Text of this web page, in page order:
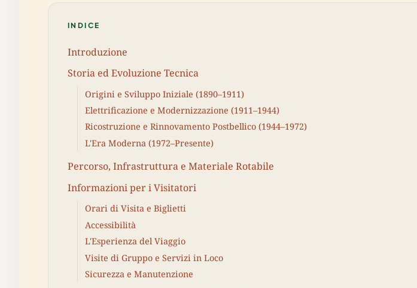
INDICE
Introduzione
Storia ed Evoluzione Tecnica
Origini e Sviluppo Iniziale (1890–1911)
Elettrificazione e Modernizzazione (1911–1944)
Ricostruzione e Rinnovamento Postbellico (1944–1972)
L'Era Moderna (1972–Presente)
Percorso, Infrastruttura e Materiale Rotabile
Informazioni per i Visitatori
Orari di Visita e Biglietti
Accessibilità
L'Esperienza del Viaggio
Visite di Gruppo e Servizi in Loco
Sicurezza e Manutenzione